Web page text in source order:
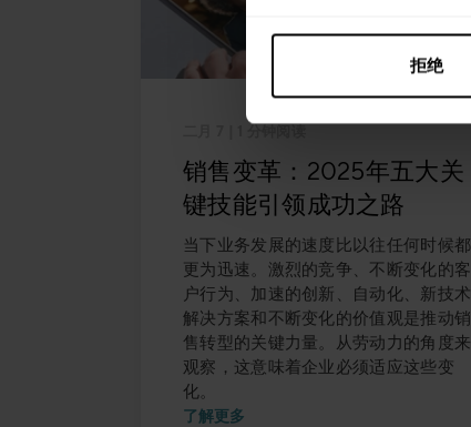
拒绝
销售变革：2025年五大关
键技能引领成功之路
当下业务发展的速度比以往任何时候都
更为迅速。激烈的竞争、不断变化的客
户行为、加速的创新、自动化、新技术
解决方案和不断变化的价值观是推动销
售转型的关键力量。从劳动力的角度来
观察，这意味着企业必须适应这些变
化。
了解更多